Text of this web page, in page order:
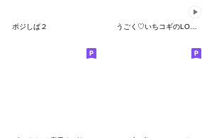
ポジしば２